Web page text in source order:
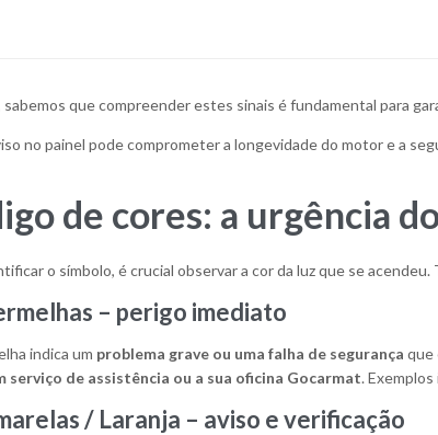
sabemos que compreender estes sinais é fundamental para
no painel pode comprometer a longevidade do motor e a
de cores: a urgência
o símbolo, é crucial observar a cor da luz que se
– perigo imediato
indica um problema grave ou uma falha de segurança que
serviço de assistência ou a sua oficina Gocarmat.
/ Laranja – aviso e verificação